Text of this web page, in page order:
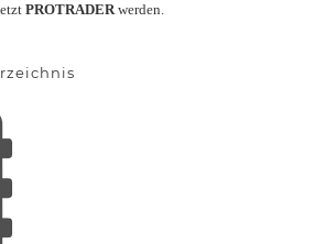
PROTRADERwerden.